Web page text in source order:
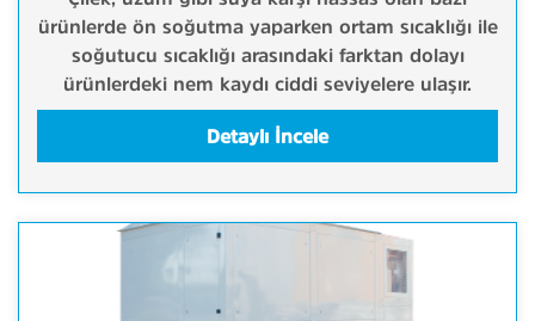
ürünlerde ön soğutma yaparken ortam sıcaklığı ile
soğutucu sıcaklığı arasındaki farktan dolayı
ürünlerdeki nem kaydı ciddi seviyelere ulaşır.
Detaylı İncele